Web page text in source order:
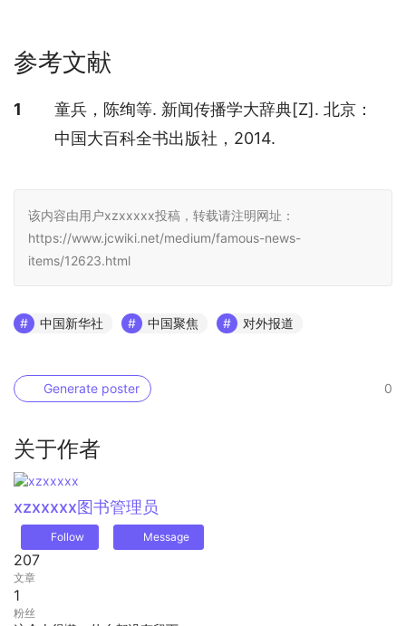
参考文献
参考文献
1
童兵，陈绚等. 新闻传播学大辞典[Z]. 北京：
中国大百科全书出版社，2014.
该内容由用户xzxxxxx投稿，转载请注明网址：
https://www.jcwiki.net/medium/famous-news-
items/12623.html
中国新华社 中国聚焦 对外报道
0
Generate poster
关于作者
xzxxxxx图书管理员
Follow Message
207
文章
1
粉丝